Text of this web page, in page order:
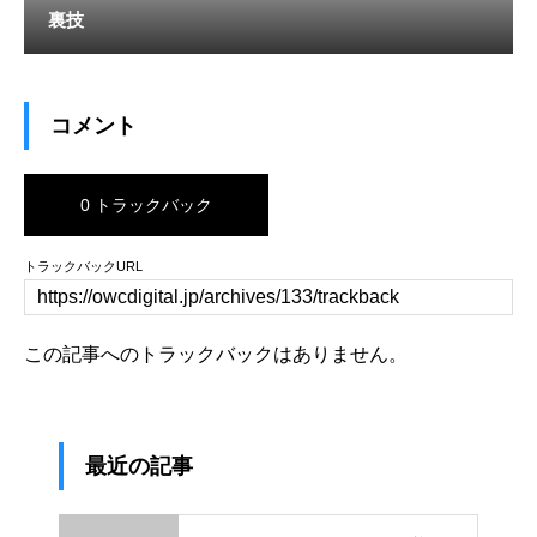
裏技
コメント
0 トラックバック
トラックバックURL
この記事へのトラックバックはありません。
最近の記事